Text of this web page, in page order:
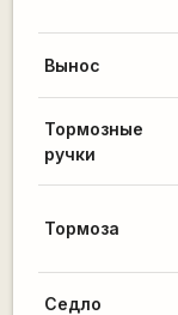
Вынос
Тормозные
ручки
Тормоза
Седло